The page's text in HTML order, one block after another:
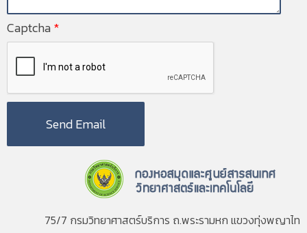
Captcha*
Send Email
75/7 กรมวิทยาศาสตร์บริการ ถ.พระรามหก แขวงทุ่งพญาไท